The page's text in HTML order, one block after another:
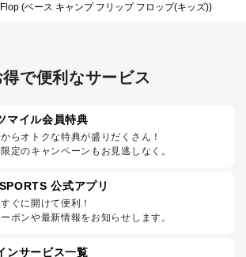
(ベース キャンプ フリップ フロップ(キッズ))
得で便利なサービス
マイル会員特典
らオトクな特典が盛りだくさん！
定のキャンペーンもお見逃しなく。
公式アプリ
ぐに開けて便利！
ポンや最新情報をお知らせします。
ンサービス一覧